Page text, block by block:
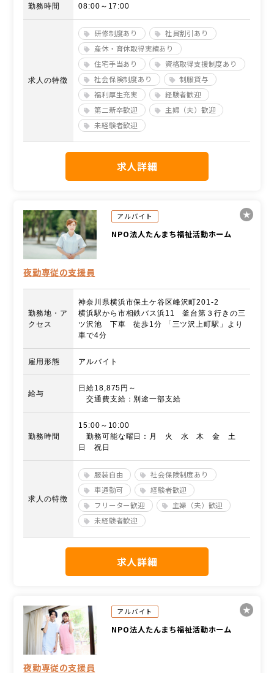
勤務時間 08:00～17:00
求人の特徴
研修制度あり
社員割引あり
産休・育休取得実績あり
住宅手当あり
資格取得支援制度あり
社会保険制度あり
制服貸与
福利厚生充実
経験者歓迎
第二新卒歓迎
主婦（夫）歓迎
未経験者歓迎
求人詳細
アルバイト
NPO法人たんまち福祉活動ホーム
夜勤専従の支援員
勤務地・ア
クセス
神奈川県横浜市保土ケ谷区峰沢町201-2
横浜駅から市相鉄バス浜11 釜台第３行きの三
ツ沢池 下車 徒歩1分 「三ツ沢上町駅」より
車で4分
雇用形態 アルバイト
給与
日給18,875円～
交通費支給：別途一部支給
勤務時間
15:00～10:00
勤務可能な曜日：月 火 水 木 金 土
日 祝日
求人の特徴
服装自由
社会保険制度あり
車通勤可
経験者歓迎
フリーター歓迎
主婦（夫）歓迎
未経験者歓迎
求人詳細
アルバイト
NPO法人たんまち福祉活動ホーム
夜勤専従の支援員